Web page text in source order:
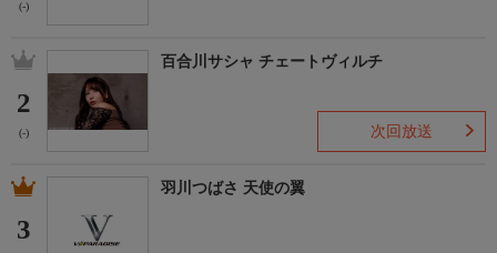
(-)
2
(-)
百合川サシャ チェートヴィルチ
次回放送
3
羽川つばさ 天使の翼